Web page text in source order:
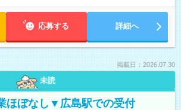
応募する 詳細へ
掲載日：2026.07.30
未読
ほぼなし▼広島駅での受付